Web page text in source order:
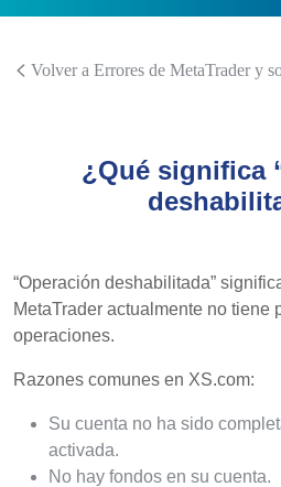
Volver a Errores de MetaTrader y
¿Qué significa
“Operación deshabilitada”
MetaTrader actualmente no tiene
operaciones.
Razones comunes en XS.com:
Su cuenta no ha sido
activada.
No hay fondos en su cuenta.